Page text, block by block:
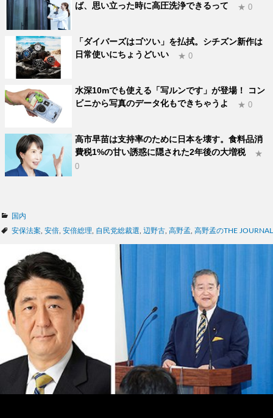
ば、思い立った時に高圧洗浄できるって
★ 0
「ダイバーズはゴツい」を払拭。シチズン新作は
日常使いにちょうどいい
★ 0
水深10mでも使える「写ルンです」が登場！ コン
ビニから写真のデータ化もできちゃうよ
★ 0
高市早苗は支持率のために日本を壊す。食料品消
費税1%の甘い誘惑に隠された2年後の大増税
★
0
カ
テ
ー
国内
タ
安保法案 安倍 安倍総理 自民党総裁選 辺野古 高野孟 高野孟のTHE JOURNAL